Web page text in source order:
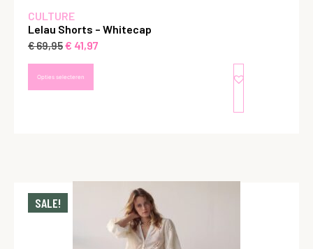
CULTURE
Lelau Shorts – Whitecap
€69,95€ 41,97
Opties selecteren
SALE!